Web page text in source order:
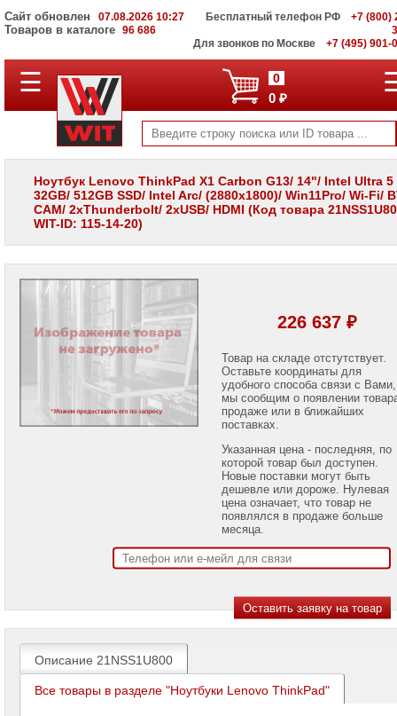
Сайт обновлен 07.08.2026 10:27
Товаров в каталоге 96 686
Бесплатный телефон РФ
+7 (800)
Для звонков по Москве
+7 (495) 901-
ПОЛНЫЙ
КАТАЛОГ
Корпоративные
серверы
WIT
Системы
хранения
данных
Мониторы
LCD
Проекторы
проекторов
MSI
Ноутбуки
Acer
☰ 0
0 ₽
Ноутбук Lenovo ThinkPad X1 Carbon G13/ 14"/ Intel Ultra 5
32GB/ 512GB SSD/ Intel Arc/ (2880x1800)/ Win11Pro/ Wi-Fi/
CAM/ 2xThunderbolt/ 2xUSB/ HDMI (Код товара
WIT-ID: 115-14-20)
226 637 ₽
Товар на складе отстутствует.
Оставьте координаты для
удобного способа связи с Вами,
мы сообщим о появлении
продаже или в ближайших
поставках.
Указанная цена - последняя, по
которой товар был доступен.
Новые поставки могут быть
дешевле или дороже. Нулевая
цена означает, что товар не
появлялся в продаже больше
месяца.
Описание 21NSS1U800
Все товары в разделе "Ноутбуки Lenovo ThinkPad"